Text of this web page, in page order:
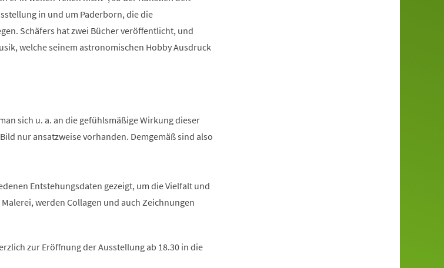
in und um Paderborn, die die
Schäfers hat zwei Bücher veröffentlicht, und
welche seinem astronomischen Hobby Ausdruck
sich u. a. an die gefühlsmäßige Wirkung dieser
nur ansatzweise vorhanden. Demgemäß sind also
Entstehungsdaten gezeigt, um die Vielfalt und
werden Collagen und auch Zeichnungen
zur Eröffnung der Ausstellung ab 18.30 in die